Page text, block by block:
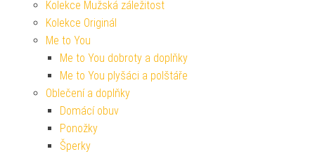
Kolekce Mužská záležitost
Kolekce Originál
Me to You
Me to You dobroty a doplňky
Me to You plyšáci a polštáře
Oblečení a doplňky
Domácí obuv
Ponožky
Šperky